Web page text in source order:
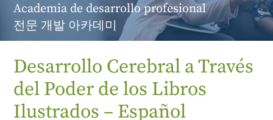
Academia de desarrollo profesional
전문 개발 아카데미
Desarrollo Cerebral a Través
del Poder de los Libros
Ilustrados – Español